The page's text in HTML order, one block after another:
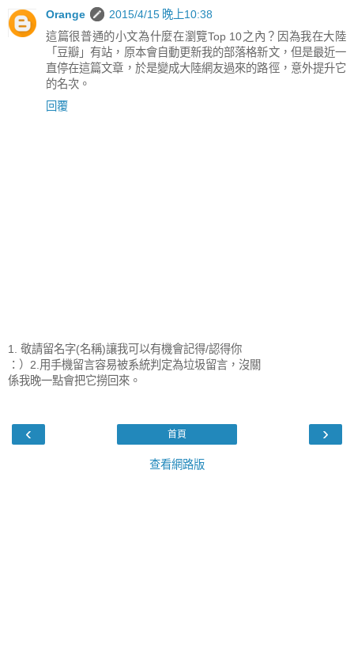
Orange
2015/4/15 晚上10:38
這篇很普通的小文為什麼在瀏覽Top 10之內？因為我在大陸
「豆瓣」有站，原本會自動更新我的部落格新文，但是最近一
直停在這篇文章，於是變成大陸網友過來的路徑，意外提升它
的名次。
回覆
1. 敬請留名字(名稱)讓我可以有機會記得/認得你
：）2.用手機留言容易被系統判定為垃圾留言，沒關
係我晚一點會把它撈回來。
‹ ›
首頁
查看網路版